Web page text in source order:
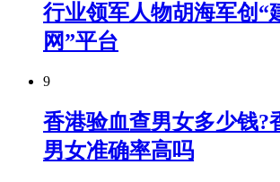
行业领军人物胡海军创“
网”平台
9
香港验血查男女多少钱?
男女准确率高吗